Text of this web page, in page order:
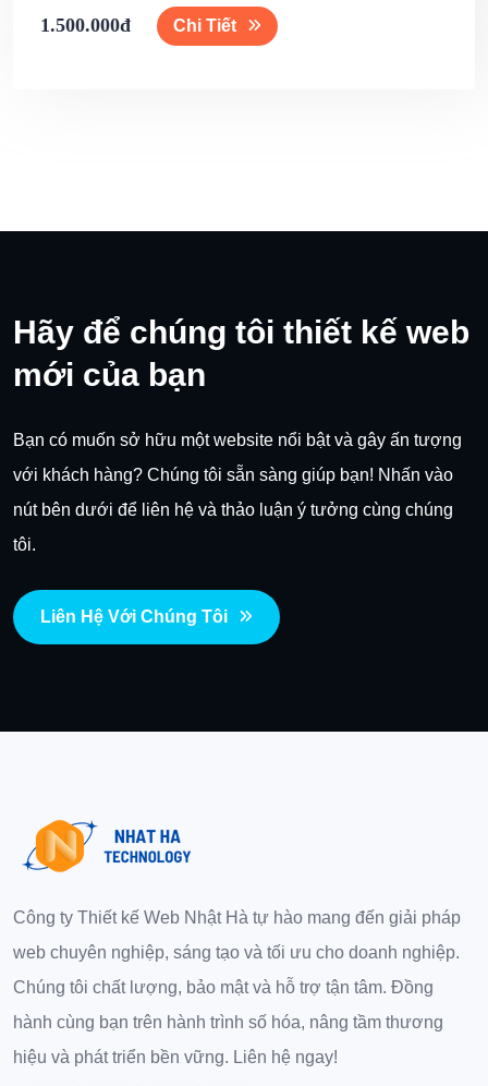
1.500.000đ Chi Tiết
Hãy để chúng tôi thiết kế web
mới của bạn
Bạn có muốn sở hữu một website nổi bật và gây ấn tượng
với khách hàng? Chúng tôi sẵn sàng giúp bạn! Nhấn vào
nút bên dưới để liên hệ và thảo luận ý tưởng cùng chúng
tôi.
Liên Hệ Với Chúng Tôi
Công ty Thiết kế Web Nhật Hà tự hào mang đến giải pháp
web chuyên nghiệp, sáng tạo và tối ưu cho doanh nghiệp.
Chúng tôi chất lượng, bảo mật và hỗ trợ tận tâm. Đồng
hành cùng bạn trên hành trình số hóa, nâng tầm thương
hiệu và phát triển bền vững. Liên hệ ngay!